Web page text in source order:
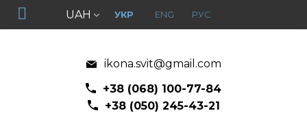
UAH УКР ENG РУС
ikona.svit@gmail.com
+38 (068) 100-77-84
+38 (050) 245-43-21